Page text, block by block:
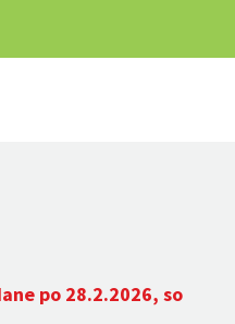
po 28.2.2026, so